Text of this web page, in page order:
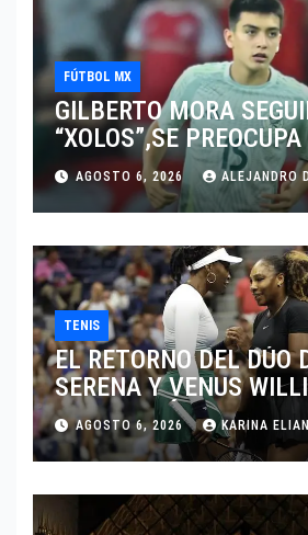
FÚTBOL MX
GILBERTO MORA
“XOLOS”,SE
JUGAR EN SU EQUIPO.
AGOSTO 6, 2026 ALEJANDRO
TENIS
EL RETORNO DEL DÚO
SERENA Y VENUS
DISPUTARÁN LOS
CINCINNATI 2026
AGOSTO 6, 2026 KARINA ELIAN